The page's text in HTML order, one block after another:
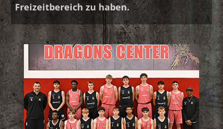
Freizeitbereich zu haben.